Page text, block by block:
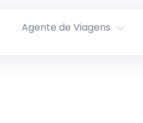
Agente de Viagens